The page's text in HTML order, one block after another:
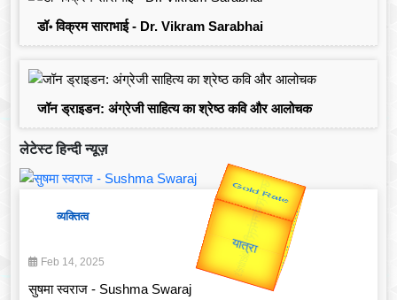
डॉ॰ विक्रम साराभाई - Dr. Vikram Sarabhai
जॉन ड्राइडन: अंग्रेजी साहित्य का श्रेष्ठ कवि और आलोचक
लेटेस्ट हिन्दी न्यूज़
व्यक्तित्व
Feb 14, 2025
सुषमा स्वराज - Sushma Swaraj
उप प्रधानमंत्री
Valentine's
उपराष्ट्रपति Gold Rate unTV Special